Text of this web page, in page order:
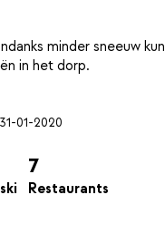
minder sneeuw
31-01-2020
7
Restaurants